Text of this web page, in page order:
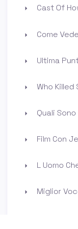
Cast Of
Come
Ultima
Who Killed
Quali
Film Con
L Uomo
Miglior